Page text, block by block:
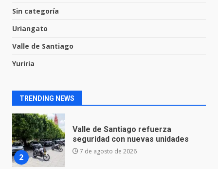
Sin categoría
Uriangato
Valle de Santiago
Yuriria
TRENDING NEWS
1
Inauguran la Galería Historia y
2
7 de agosto de 2026
3
Los Pastores: tradición que
resiste al paso del tiempo
6 de agosto de 2026